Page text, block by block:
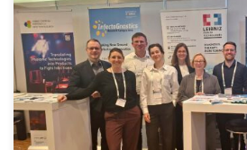
Das LPI nahm erstmalig auf der
Basel teil. Gemeinsam am Stand mit
Unternehmen, präsentierte sich das LPI
klinisch relevante Innovationen, die die
antimikrobieller Resistenzen